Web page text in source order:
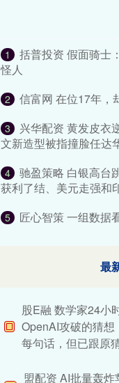
1
括普投资 假面骑士
怪人
2 信富网 在位17年，
3
兴华配资 黄发皮衣
文新造型被指撞脸任达
4
驰盈策略 白银高台
获利了结、美元走强和
5 匠心智策 一组数据
最
股E融 数学家24小
OpenAI攻破的猜想
每句话，但已跟原
盟配资 AI批量轰炸